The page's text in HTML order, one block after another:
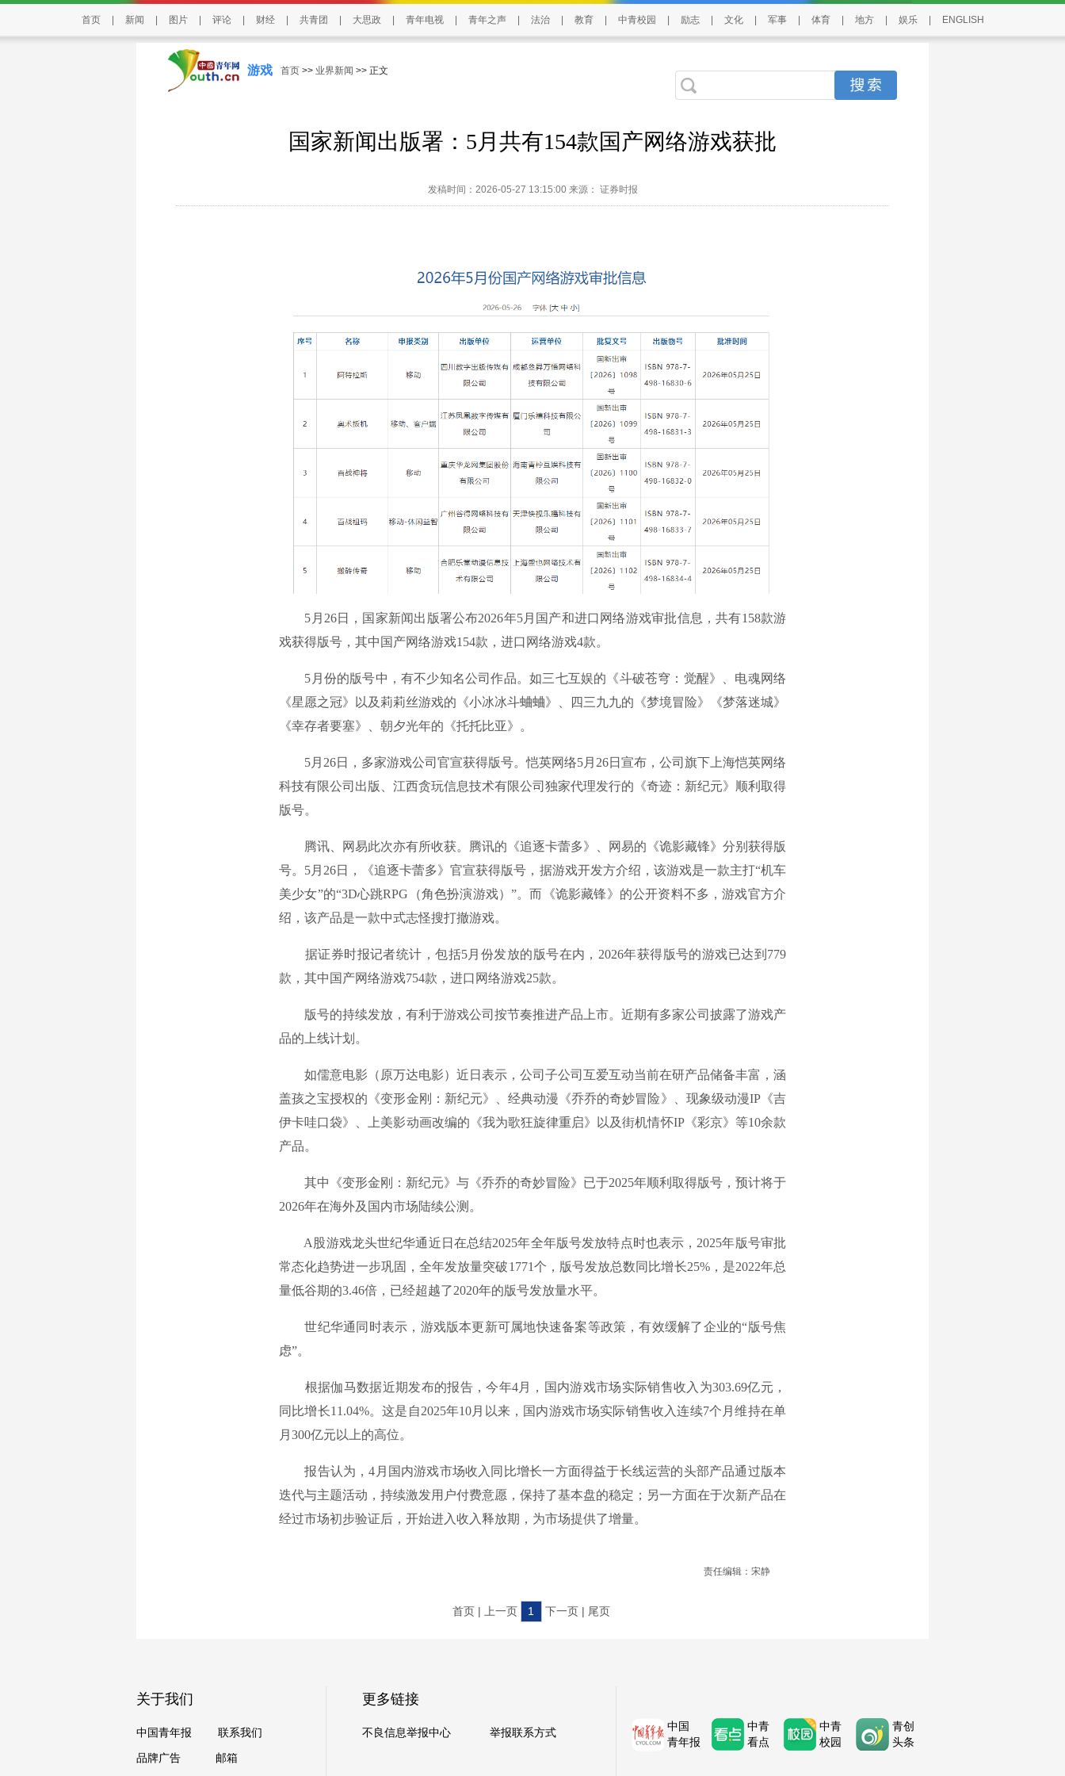
首页 新闻 图片 评论 财经 共青团 大思政 青年电视 青年之声 法治 教育 中青校园 励志 文化 军事 体育 地方 娱乐 ENGLISH
游戏 首页 >> 业界新闻 >> 正文
国家新闻出版署：5月共有154款国产网络游戏获批
发稿时间：2026-05-27 13:15:00 来源： 证券时报
5月26日，国家新闻出版署公布2026年5月国产和进口网络游戏审批信息，共有158款游
戏获得版号，其中国产网络游戏154款，进口网络游戏4款。
5月份的版号中，有不少知名公司作品。如三七互娱的《斗破苍穹：觉醒》、电魂网络
《星愿之冠》以及莉莉丝游戏的《小冰冰斗蛐蛐》、四三九九的《梦境冒险》《梦落迷城》
《幸存者要塞》、朝夕光年的《托托比亚》。
5月26日，多家游戏公司官宣获得版号。恺英网络5月26日宣布，公司旗下上海恺英网络
科技有限公司出版、江西贪玩信息技术有限公司独家代理发行的《奇迹：新纪元》顺利取得
版号。
腾讯、网易此次亦有所收获。腾讯的《追逐卡蕾多》、网易的《诡影藏锋》分别获得版
号。5月26日，《追逐卡蕾多》官宣获得版号，据游戏开发方介绍，该游戏是一款主打“机车
美少女”的“3D心跳RPG（角色扮演游戏）”。而《诡影藏锋》的公开资料不多，游戏官方介
绍，该产品是一款中式志怪搜打撤游戏。
据证券时报记者统计，包括5月份发放的版号在内，2026年获得版号的游戏已达到779
款，其中国产网络游戏754款，进口网络游戏25款。
版号的持续发放，有利于游戏公司按节奏推进产品上市。近期有多家公司披露了游戏产
品的上线计划。
如儒意电影（原万达电影）近日表示，公司子公司互爱互动当前在研产品储备丰富，涵
盖孩之宝授权的《变形金刚：新纪元》、经典动漫《乔乔的奇妙冒险》、现象级动漫IP《吉
伊卡哇口袋》、上美影动画改编的《我为歌狂旋律重启》以及街机情怀IP《彩京》等10余款
产品。
其中《变形金刚：新纪元》与《乔乔的奇妙冒险》已于2025年顺利取得版号，预计将于
2026年在海外及国内市场陆续公测。
A股游戏龙头世纪华通近日在总结2025年全年版号发放特点时也表示，2025年版号审批
常态化趋势进一步巩固，全年发放量突破1771个，版号发放总数同比增长25%，是2022年总
量低谷期的3.46倍，已经超越了2020年的版号发放量水平。
世纪华通同时表示，游戏版本更新可属地快速备案等政策，有效缓解了企业的“版号焦
虑”。
根据伽马数据近期发布的报告，今年4月，国内游戏市场实际销售收入为303.69亿元，
同比增长11.04%。这是自2025年10月以来，国内游戏市场实际销售收入连续7个月维持在单
月300亿元以上的高位。
报告认为，4月国内游戏市场收入同比增长一方面得益于长线运营的头部产品通过版本
迭代与主题活动，持续激发用户付费意愿，保持了基本盘的稳定；另一方面在于次新产品在
经过市场初步验证后，开始进入收入释放期，为市场提供了增量。
责任编辑：宋静
首页 | 上一页 1 下一页 | 尾页
关于我们
中国青年报
联系我们
品牌广告
邮箱
更多链接
不良信息举报中心 举报联系方式
中国
青年报
中青
看点
中青
校园
青创
头条